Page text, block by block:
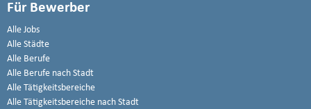
Für Bewerber
Alle Jobs
Alle Städte
Alle Berufe
Alle Berufe nach Stadt
Alle Tätigkeitsbereiche
Alle Tätigkeitsbereiche nach Stadt